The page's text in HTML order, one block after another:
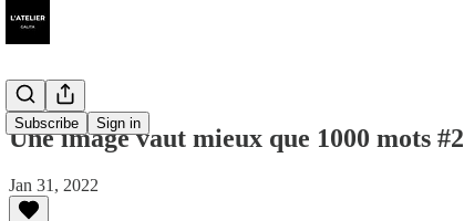
Subscribe Sign in
Une image vaut mieux que 1000 mots #2
Jan 31, 2022